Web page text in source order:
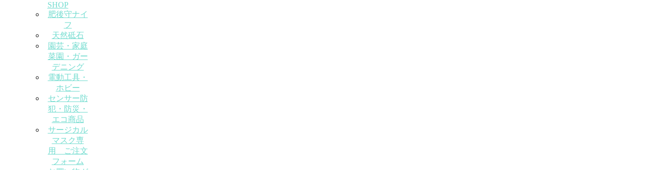
SHOP
肥後守ナイ
フ
天然砥石
園芸・家庭
菜園・ガー
デニング
電動工具・
ホビー
センサー防
犯・防災・
エコ商品
サージカル
マスク専
用 ご注文
フォーム